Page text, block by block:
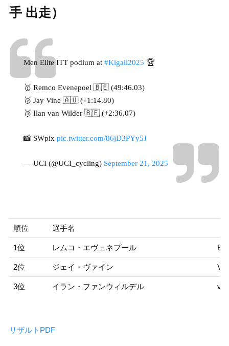
手 出走）
Men Elite ITT podium at #Kigali2025 🏆
🥇 Remco Evenepoel 🇧🇪 (49:46.03)
🥈 Jay Vine 🇦🇺 (+1:14.80)
🥉 Ilan van Wilder 🇧🇪 (+2:36.07)
📸 SWpix pic.twitter.com/86jD3PYy5J
— UCI (@UCI_cycling) September 21, 2025
順位 選手名
1位 レムコ・エヴェネプール
2位 ジェイ・ヴァイン
3位 イラン・ファンウィルデル
リザルトPDF